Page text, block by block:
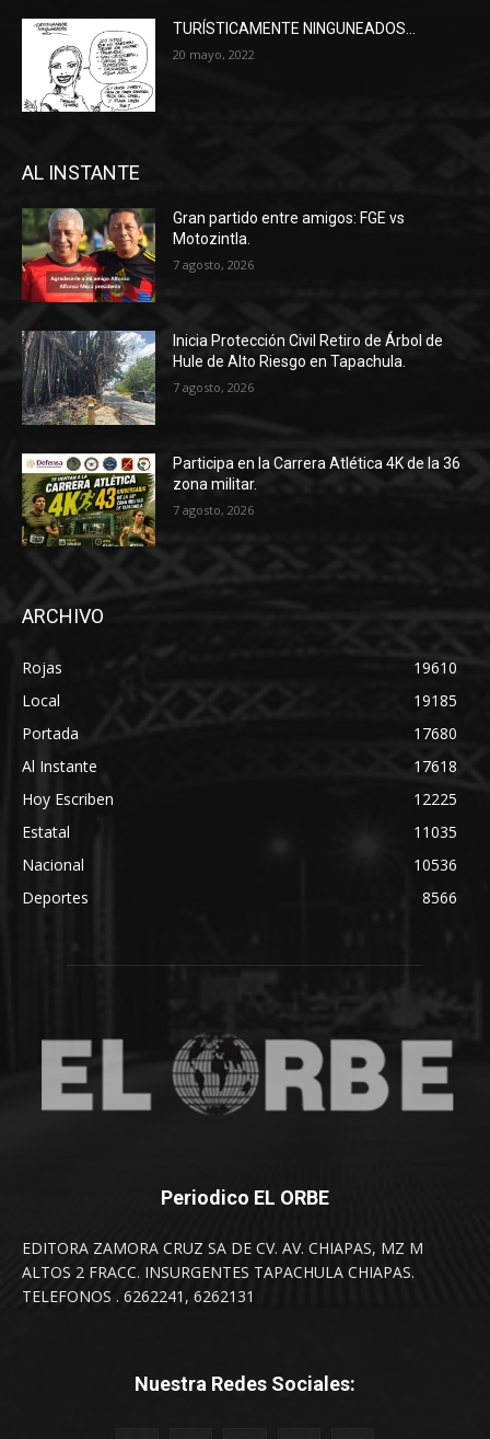
TURÍSTICAMENTE NINGUNEADOS…
20 mayo, 2022
AL INSTANTE
Gran partido entre amigos: FGE vs
Motozintla.
7 agosto, 2026
Inicia Protección Civil Retiro de Árbol de
Hule de Alto Riesgo en Tapachula.
7 agosto, 2026
Participa en la Carrera Atlética 4K de la 36
zona militar.
7 agosto, 2026
ARCHIVO
Rojas
19610
Local
19185
Portada
17680
Al Instante
17618
Hoy Escriben
12225
Estatal
11035
Nacional
10536
Deportes
8566
Periodico EL ORBE
EDITORA ZAMORA CRUZ SA DE CV. AV. CHIAPAS, MZ M
ALTOS 2 FRACC. INSURGENTES TAPACHULA CHIAPAS.
TELEFONOS . 6262241, 6262131
Nuestra Redes Sociales: